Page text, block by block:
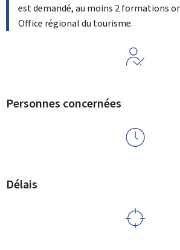
est demandé, au moins 2 formations
Office régional du tourisme.
Personnes concernées
Délais